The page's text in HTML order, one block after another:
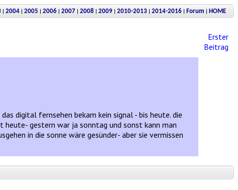
| 2004 | 2005 | 2006 | 2007 | 2008 | 2009 | 2010-2013 | 2014-2016 | Forum | HOME
Erster
Beitrag
digital fernsehen bekam kein signal - bis heute. die
gestern war ja sonntag und sonst kann man
in die sonne wäre gesünder- aber sie vermissen